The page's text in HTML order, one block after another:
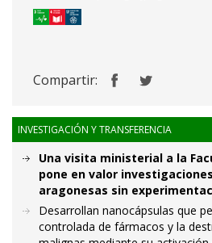
Compartir:
INVESTIGACIÓN Y TRANSFERENCIA
Una visita ministerial a la
pone en valor
aragonesas sin
Desarrollan nanocápsulas que
controlada de fármacos y la